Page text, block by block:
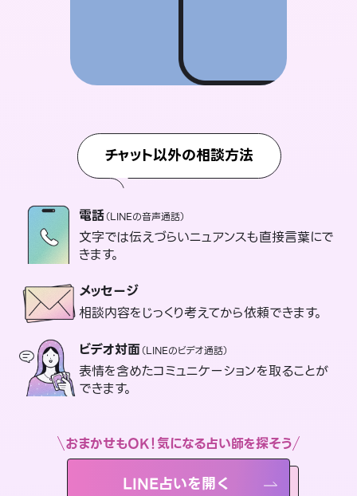
チャット以外の相談方法
電話（LINEの音声通話）
文字では伝えづらいニュアンスも直接言葉にで
きます。
メッセージ
相談内容をじっくり考えてから依頼できます。
ビデオ対面（LINEのビデオ通話）
表情を含めたコミュニケーションを取ることが
できます。
おまかせもOK！気になる占い師を探そう
LINE占いを開く